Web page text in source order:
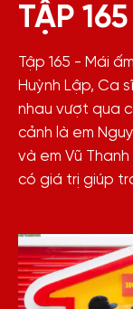
TẬP 165
Tập 165 - Mái
Huỳnh Lập, Ca
nhau vượt qua
cảnh là em
và em Vũ
có giá trị giúp